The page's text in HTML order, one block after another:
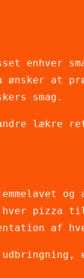
enhver
at
smag.
lækre
og
pizza
af